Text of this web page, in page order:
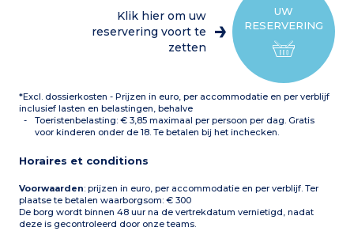
tweepersoonsbed (140 cm)
1 slaapkamer met 2
eenpersoonsbedden
UW
RESERVERING
Klik hier om uw
reservering voort te
zetten
*Excl. dossierkosten - Prijzen in euro, per accommodatie en per verblijf
inclusief lasten en belastingen, behalve
Toeristenbelasting: € 3,85 maximaal per persoon per dag. Gratis
voor kinderen onder de 18. Te betalen bij het inchecken.
Horaires et conditions
Voorwaarden: prijzen in euro, per accommodatie en per verblijf. Ter
plaatse te betalen waarborgsom: € 300
De borg wordt binnen 48 uur na de vertrekdatum vernietigd, nadat
deze is gecontroleerd door onze teams.